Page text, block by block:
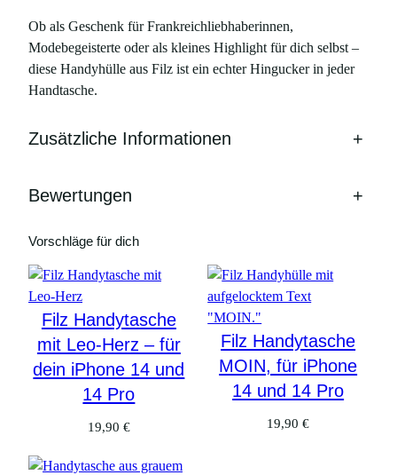
n
o
ü
r
o
4
Ob als Geschenk für Frankreichliebhaberinnen,
Modebegeisterte oder als kleines Highlight für dich selbst –
diese Handyhülle aus Filz ist ein echter Hingucker in jeder
Handtasche.
Zusätzliche Informationen +
Bewertungen +
Vorschläge für dich
Filz Handytasche
mit Leo-Herz – für
dein iPhone 14 und
14 Pro
19,90 €
Filz Handytasche
MOIN, für iPhone
14 und 14 Pro
19,90€